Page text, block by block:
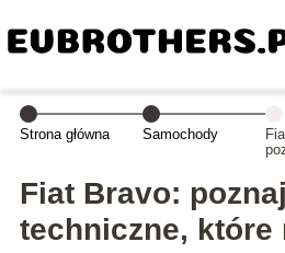
Strona główna Samochody
Fiat Bravo:
techniczne, które